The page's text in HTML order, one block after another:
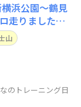
く、目標とし
にとどまりま
ました。本
山
のトレーニング日